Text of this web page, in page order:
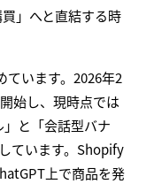
」へと直結する時
ています。2026年2
始し、現時点では
」と「会話型バナ
ています。Shopify
上で商品を発